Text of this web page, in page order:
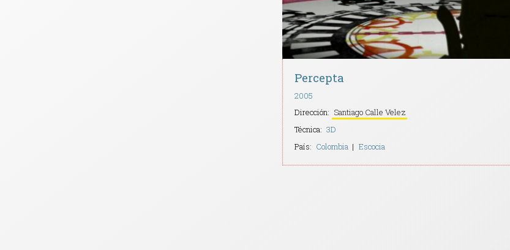
Percepta
2005
Dirección: Santiago Calle Velez
Técnica: 3D
País: Colombia Escocia